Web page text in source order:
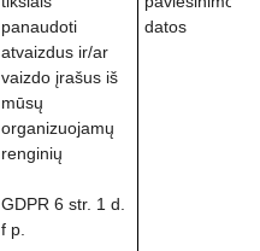
panaudoti
atvaizdus ir/ar
vaizdo įrašus iš
mūsų
organizuojamų
renginių
GDPR 6 str. 1 d.
f p.
datos